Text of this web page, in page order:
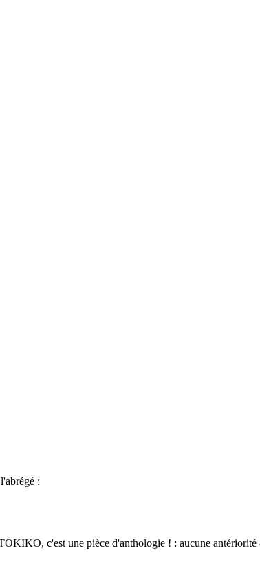
:
c'est une pièce d'anthologie ! : aucune